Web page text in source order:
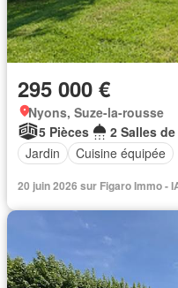
295 000 €
Nyons, Suze-la-rousse
5 Pièces
2 Salles
Jardin
Cuisine équipée
20 juin 2026 sur Figaro Immo -